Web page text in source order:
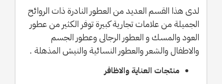
لدى هذا القسم العديد من العطور النادرة ذات الروائح
الجميلة من علامات تجارية كبيرة توفر الكثير من عطور
العود والمسك و العطور الرجالى وعطور الجسم
والاطفال والشعر والعطور النسائية والنيش المذهلة .
منتجات العناية والاظافر